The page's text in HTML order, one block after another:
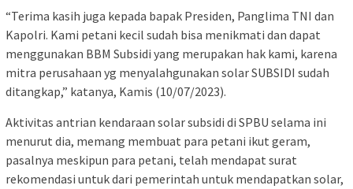
“Terima kasih juga kepada bapak Presiden, Panglima TNI dan
Kapolri. Kami petani kecil sudah bisa menikmati dan dapat
menggunakan BBM Subsidi yang merupakan hak kami, karena
mitra perusahaan yg menyalahgunakan solar SUBSIDI sudah
ditangkap,” katanya, Kamis (10/07/2023).
Aktivitas antrian kendaraan solar subsidi di SPBU selama ini
menurut dia, memang membuat para petani ikut geram,
pasalnya meskipun para petani, telah mendapat surat
rekomendasi untuk dari pemerintah untuk mendapatkan solar,